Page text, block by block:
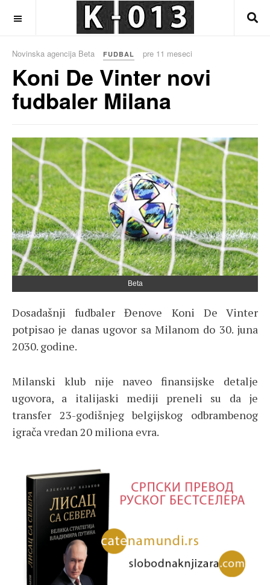
Novinska agencija Beta FUDBAL pre 11 meseci
Koni De Vinter novi
fudbaler Milana
Beta
Dosadašnji fudbaler Đenove Koni De Vinter
potpisao je danas ugovor sa Milanom do 30. juna
2030. godine.
Milanski klub nije naveo finansijske detalje
ugovora, a italijaski mediji preneli su da je
transfer 23-godišnjeg belgijskog odbrambenog
igrača vredan 20 miliona evra.